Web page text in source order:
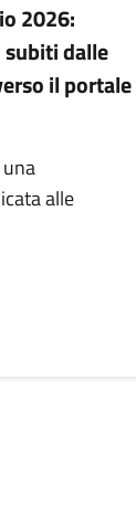
2026:
subiti dalle
il portale
alle